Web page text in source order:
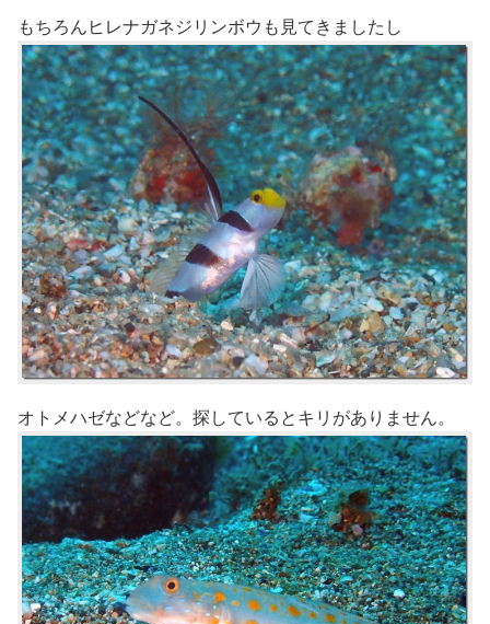
もちろんヒレナガネジリンボウも見てきましたし
オトメハゼなどなど。探しているとキリがありません。